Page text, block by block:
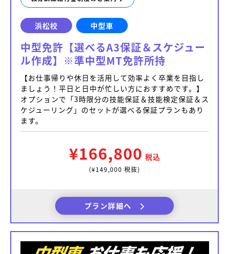
浜松校 中型車
中型免許【選べるA3保証＆スケジュー
ル作成】※準中型MT免許所持
【お仕事帰りや休日を活用して効率よく卒業を目指し
ましょう！平日と日中が忙しい方におすすめです。】
オプションで「3時限分の技能保証＆技能検定保証＆ス
ケジューリング」のセットが選べる保証プランもあり
ます。
¥166,800 税込
(¥149,000 税抜)
プラン詳細へ